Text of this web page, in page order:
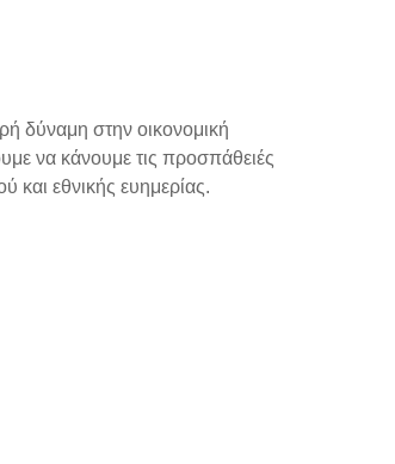
δύναμη στην οικονομική
να κάνουμε τις προσπάθειές
και εθνικής ευημερίας.